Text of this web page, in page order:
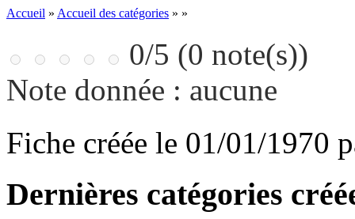
Accueil » Accueil des catégories » »
0/5 (0 note(s))
Note donnée : aucune
Fiche créée le 01/01/1970
Dernières catégories